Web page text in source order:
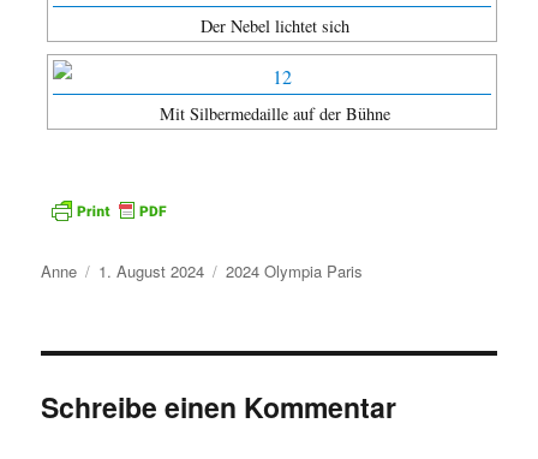
Der Nebel lichtet sich
Mit Silbermedaille auf der Bühne
Autor
Anne
Veröffentlicht
1. August 2024 Kategorien
2024 Olympia Paris
Schreibe einen Kommentar